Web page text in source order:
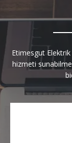
Etimesgut
hizmeti